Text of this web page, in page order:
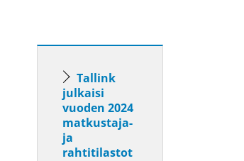
Tallink
julkaisi
vuoden 2024
matkustaja-
ja
rahtitilastot